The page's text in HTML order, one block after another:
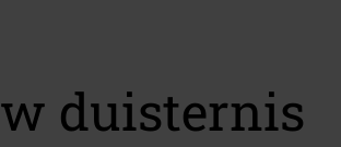
duisternis